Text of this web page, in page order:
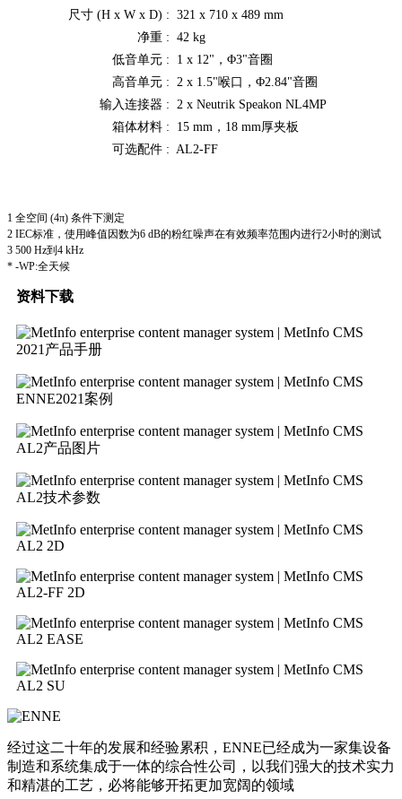
尺寸 (H x W x D) : 321 x 710 x 489 mm
净重 : 42 kg
低音单元 : 1 x 12"，Φ3"音圈
高音单元 : 2 x 1.5"喉口，Φ2.84"音圈
输入连接器 : 2 x Neutrik Speakon NL4MP
箱体材料 : 15 mm，18 mm厚夹板
可选配件 : AL2-FF
1 全空间 (4π) 条件下测定
2 IEC标准，使用峰值因数为6 dB的粉红噪声在有效频率范围内进行2小时的测试
3 500 Hz到4 kHz
* -WP:全天候
资料下载
2021产品手册
ENNE2021案例
AL2产品图片
AL2技术参数
AL2 2D
AL2-FF 2D
AL2 EASE
AL2 SU
经过这二十年的发展和经验累积，ENNE已经成为一家集设备
制造和系统集成于一体的综合性公司，以我们强大的技术实力
和精湛的工艺，必将能够开拓更加宽阔的领域